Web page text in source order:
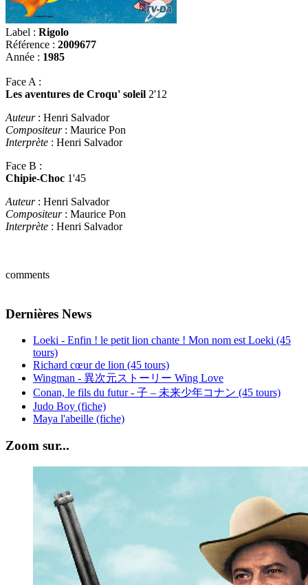
Label : Rigolo
Référence : 2009677
Année : 1985
Face A :
Les aventures de Croqu' soleil 2'12
Auteur: Henri Salvador
Compositeur: Maurice Pon
Interprète : Henri Salvador
Face B :
Chipie-Choc 1'45
Auteur: Henri Salvador
Compositeur: Maurice Pon
Interprète : Henri Salvador
comments
Dernières News
Loeki - Enfin ! le petit lion chante ! Mon nom est Loeki (45
tours)
Richard cœur de lion (45 tours)
Wingman - 異次元ストーリー Wing Love
Conan, le fils du futur - 子 – 未来少年コナン (45 tours)
Judo Boy (fiche)
Maya l'abeille (fiche)
Zoom sur...